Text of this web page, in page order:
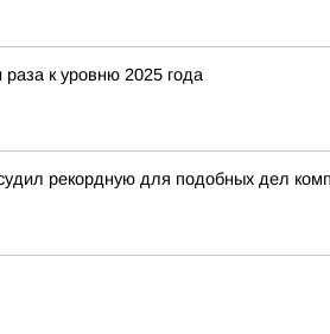
к уровню 2025 года
рекордную для подобных дел